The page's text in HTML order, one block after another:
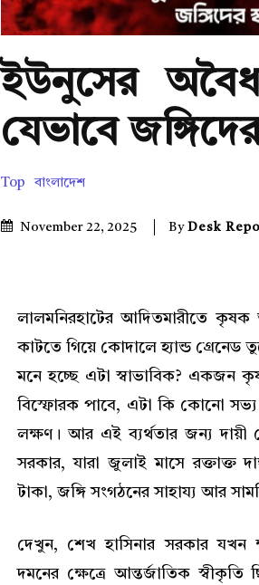
ইউনুসের অবৈধ
যেভাবে
Top বাংলাদেশ
November 22, 2025 By Desk
লালমনিরহাটের আদিতমারীতে
কাটতে গিয়ে কোদালে হ্যান্ড
মনে হচ্ছে এটা স্বাভাবিক? একজন
বিস্ফোরক পাবে, এটা কি কোনো সভ্য
লক্ষণ। আর এই ব্যর্থতার জন্য
সরকার, যারা জুলাই মাসে রক্তাক্ত
টাকা, জঙ্গি সংগঠনের সাহায্য আর
দেখুন, শেখ হাসিনার সরকার যখন
দমনের ক্ষেত্রে আন্তর্জাতিক